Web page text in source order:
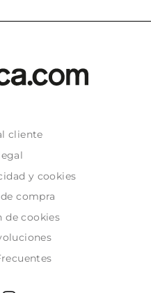
cliente
y cookies
compra
de cookies